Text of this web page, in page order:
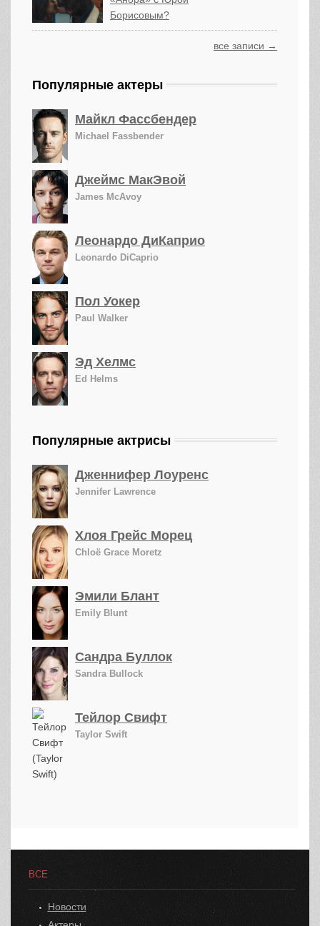
Борисовым?
все записи →
Популярные актеры
Майкл Фассбендер
Michael Fassbender
Джеймс МакЭвой
James McAvoy
Леонардо ДиКаприо
Leonardo DiCaprio
Пол Уокер
Paul Walker
Эд Хелмс
Ed Helms
Популярные актрисы
Дженнифер Лоуренс
Jennifer Lawrence
Хлоя Грейс Морец
Chloë Grace Moretz
Эмили Блант
Emily Blunt
Сандра Буллок
Sandra Bullock
Тейлор Свифт
Taylor Swift
ВСЕ
Новости